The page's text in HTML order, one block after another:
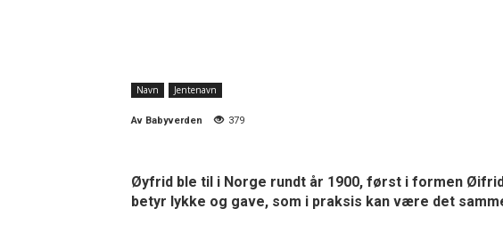
Navn Jentenavn
Av Babyverden 379
Øyfrid ble til i Norge rundt år 1900, først i formen
betyr lykke og gave, som i praksis kan være det